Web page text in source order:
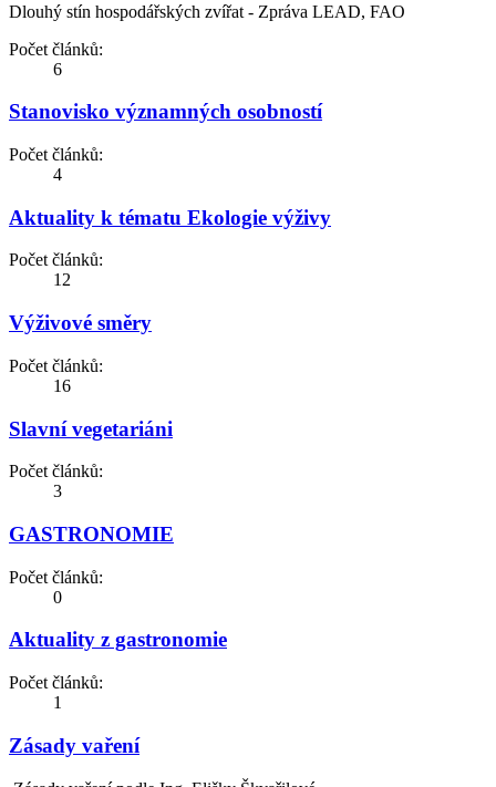
Dlouhý stín hospodářských zvířat - Zpráva LEAD, FAO
Počet článků:
6
Stanovisko významných osobností
Počet článků:
4
Aktuality k tématu Ekologie výživy
Počet článků:
12
Výživové směry
Počet článků:
16
Slavní vegetariáni
Počet článků:
3
GASTRONOMIE
Počet článků:
0
Aktuality z gastronomie
Počet článků:
1
Zásady vaření